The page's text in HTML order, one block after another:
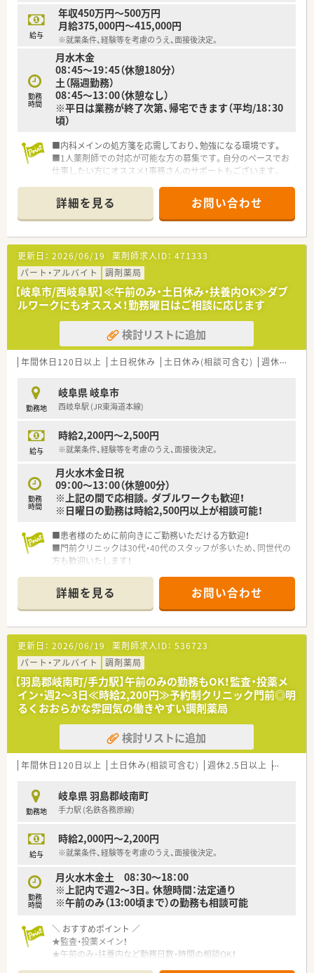
給与
年収450万円～500万円
月給375,000円～415,000円
※就業条件、経験等を考慮のうえ、面接後決定。
勤務
時間
月水木金
08：45～19：45（休憩180分）
土（隔週勤務）
08：45～13：00（休憩なし）
※平日は業務が終了次第、帰宅できます（平均/18：30
頃）
■内科メインの処方箋を応需しており、勉強になる環境です。
■1人薬剤師での対応が可能な方の募集です。自分のペースでお
仕事したい方にオススメ！事務さんのサポートもございます。
詳細を見る お問い合わせ
更新日： 2026/06/19 薬剤師求人ID： 471333
パート・アルバイト
調剤薬局
【岐阜市/西岐阜駅】≪午前のみ・土日休み・扶養内OK≫ダブ
ルワークにもオススメ！勤務曜日はご相談に応じます
検討リストに追加
年間休日120日以上 土日祝休み 土日休み(相談可含む) 週休2.5日以上
勤務地
岐阜県 岐阜市
西岐阜駅 (JR東海道本線)
給与
時給2,200円～2,500円
※就業条件、経験等を考慮のうえ、面接後決定。
勤務
時間
月火水木金日祝
09：00～13：00（休憩00分）
※上記の間で応相談。ダブルワークも歓迎！
※日曜日の勤務は時給2,500円以上が相談可能！
■患者様のために前向きにご勤務いただける方歓迎！
■門前クリニックは30代・40代のスタッフが多いため、同世代の
方も歓迎いたします！
ープンいたしました。業績好調！
■夜間・日曜日も営業している調剤薬局ですので、午前以外にも
ライフスタイルにあわせてのご相談が可能です。
詳細を見る お問い合わせ
更新日： 2026/06/19 薬剤師求人ID： 536723
パート・アルバイト
調剤薬局
【羽島郡岐南町/手力駅】午前のみの勤務もOK！監査・投薬メ
イン・週2～3日≪時給2,200円≫予約制クリニック門前◎明
るくおおらかな雰囲気の働きやすい調剤薬局
検討リストに追加
年間休日120日以上 土日休み(相談可含む) 週休2.5日以上 ブランク
勤務地
岐阜県 羽島郡岐南町
手力駅 (名鉄各務原線)
給与
時給2,000円～2,200円
※就業条件、経験等を考慮のうえ、面接後決定。
勤務
時間
月火水木金土 08：30～18：00
※上記内で週2～3日。休憩時間：法定通り
※午前のみ（13:00頃まで）の勤務も相談可能
＼ おすすめポイント ／
★監査・投薬メイン！
★午前のみ・扶養内など勤務日数・時間の相談OK！